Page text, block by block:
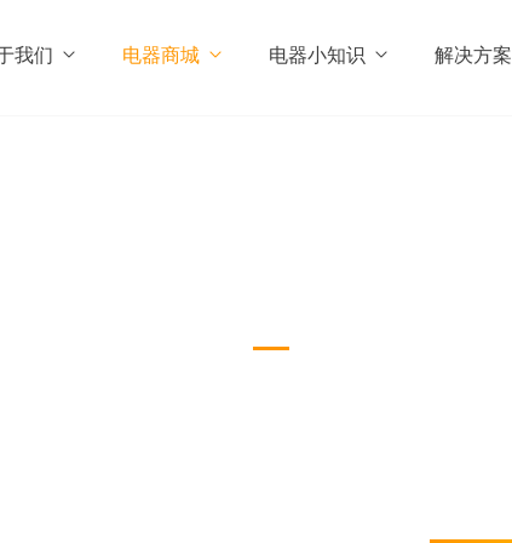
我们 电器商城 电器小知识 解决方案